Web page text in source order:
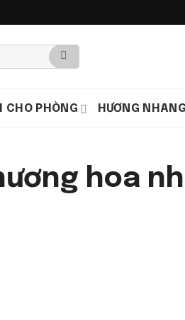
CHO PHÒNG HƯƠNG NHANG
hoa